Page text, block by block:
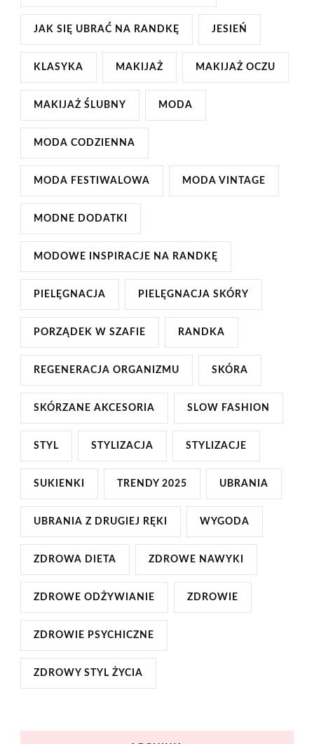
JAK SIĘ UBRAĆ NA RANDKĘ JESIEŃ
KLASYKA MAKIJAŻ MAKIJAŻ OCZU
MAKIJAŻ ŚLUBNY MODA
MODA CODZIENNA
MODA FESTIWALOWA MODA VINTAGE
MODNE DODATKI
MODOWE INSPIRACJE NA RANDKĘ
PIELĘGNACJA PIELĘGNACJA SKÓRY
PORZĄDEK W SZAFIE RANDKA
REGENERACJA ORGANIZMU SKÓRA
SKÓRZANE AKCESORIA SLOW FASHION
STYL STYLIZACJA STYLIZACJE
SUKIENKI TRENDY 2025 UBRANIA
UBRANIA Z DRUGIEJ RĘKI WYGODA
ZDROWA DIETA ZDROWE NAWYKI
ZDROWE ODŻYWIANIE ZDROWIE
ZDROWIE PSYCHICZNE
ZDROWY STYL ŻYCIA